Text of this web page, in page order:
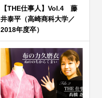
【THE仕事人】Vol.4 藤
井泰平（高崎商科大学／
2018年度卒）